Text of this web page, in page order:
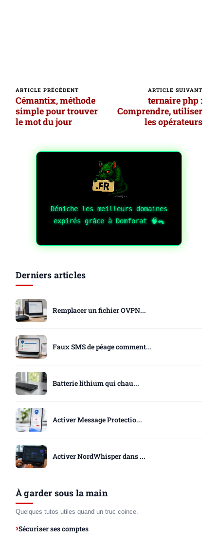
Navigation
d’article
ARTICLE PRÉCÉDENT
Cémantix, méthode
simple pour trouver
le mot du jour
ARTICLE SUIVANT
ternaire php :
Comprendre, utiliser
les opérateurs
Déniche les meilleurs domaines
expirés grâce à Domforat 🧠🐀
Derniers articles
Remplacer un fichier OVPN...
Faux SMS de péage comment...
Batterie lithium qui chau...
Activer Message Protectio...
Activer NordWhisper dans ...
À garder sous la main
Quelques tutos utiles quand un truc coince.
Sécuriser ses comptes